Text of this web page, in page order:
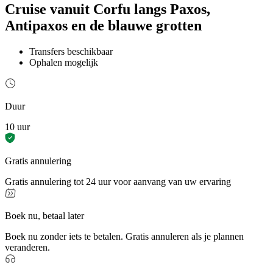
Cruise vanuit Corfu langs Paxos,
Antipaxos en de blauwe grotten
Transfers beschikbaar
Ophalen mogelijk
Duur
10 uur
Gratis annulering
Gratis annulering tot 24 uur voor aanvang van uw ervaring
Boek nu, betaal later
Boek nu zonder iets te betalen. Gratis annuleren als je plannen
veranderen.